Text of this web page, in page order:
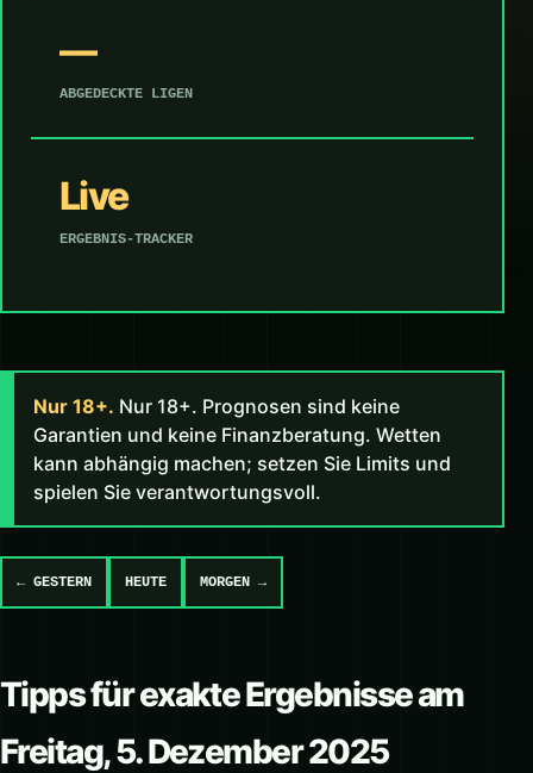
—
ABGEDECKTE LIGEN
Live
ERGEBNIS-TRACKER
Nur 18+. Nur 18+. Prognosen sind keine
Garantien und keine Finanzberatung. Wetten
kann abhängig machen; setzen Sie Limits und
spielen Sie verantwortungsvoll.
← GESTERN HEUTE MORGEN →
Tipps für exakte Ergebnisse am
Freitag, 5. Dezember 2025